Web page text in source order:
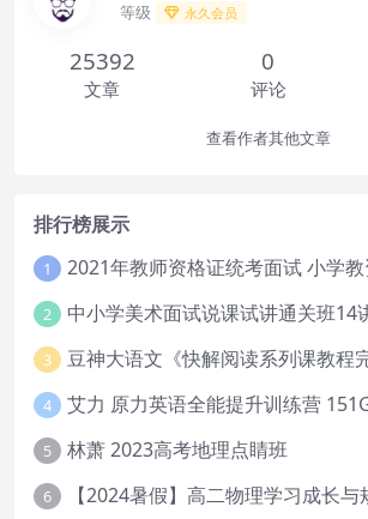
等级 永久会员
25392
文章
0
评论
查看作者其他文章
排行榜展示
1
2
3 豆神大语文《快解阅读系列课教程
4 艾力 原力英语全能提升训练营
5 林萧 2023高考地理点睛班
6 【2024暑假】高二物理学习成长